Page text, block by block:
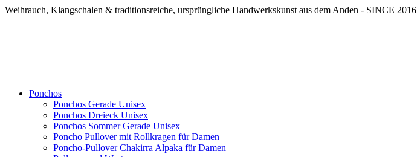
Weihrauch, Klangschalen & traditionsreiche, ursprüngliche Handwerkskunst aus dem Anden - SINCE 2016
Ponchos
Ponchos Gerade Unisex
Ponchos Dreieck Unisex
Ponchos Sommer Gerade Unisex
Poncho Pullover mit Rollkragen für Damen
Poncho-Pullover Chakirra Alpaka für Damen